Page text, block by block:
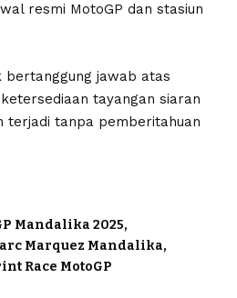
resmi MotoGP dan stasiun
bertanggung jawab atas
tayangan siaran
terjadi tanpa pemberitahuan
Mandalika 2025
Marquez Mandalika
Race MotoGP